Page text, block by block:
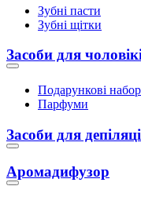
Зубні пасти
Зубні щітки
Засоби для
Подарункові
Парфуми
Засоби для
Аромадифузор